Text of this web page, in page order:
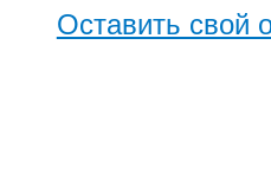
Оставить свой